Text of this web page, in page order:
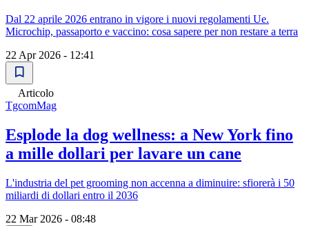
Dal 22 aprile 2026 entrano in vigore i nuovi regolamenti Ue.
Microchip, passaporto e vaccino: cosa sapere per non restare a terra
22 Apr 2026 - 12:41
Articolo
TgcomMag
Esplode la dog wellness: a New York fino
a mille dollari per lavare un cane
L'industria del pet grooming non accenna a diminuire: sfiorerà i 50
miliardi di dollari entro il 2036
22 Mar 2026 - 08:48